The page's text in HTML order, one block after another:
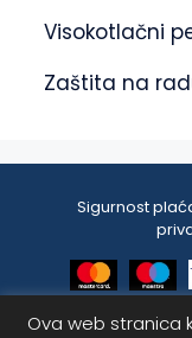
Visokotlačni
Zaštita na
Sigurnost
Ova web stranica